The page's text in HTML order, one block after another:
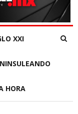
XXI
HORA